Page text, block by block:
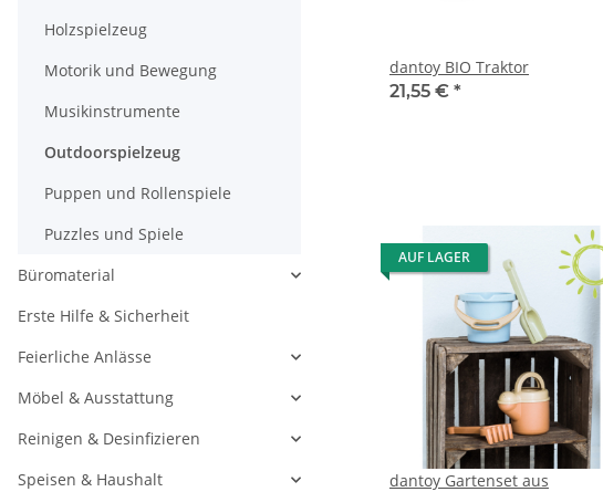
dantoy BIO Traktor
21,55 € *
AUF LAGER
dantoy Gartenset aus
Holzspielzeug
Motorik und Bewegung
Musikinstrumente
Outdoorspielzeug
Puppen und Rollenspiele
Puzzles und Spiele
Büromaterial
Erste Hilfe & Sicherheit
Feierliche Anlässe
Möbel & Ausstattung
Reinigen & Desinfizieren
Speisen & Haushalt